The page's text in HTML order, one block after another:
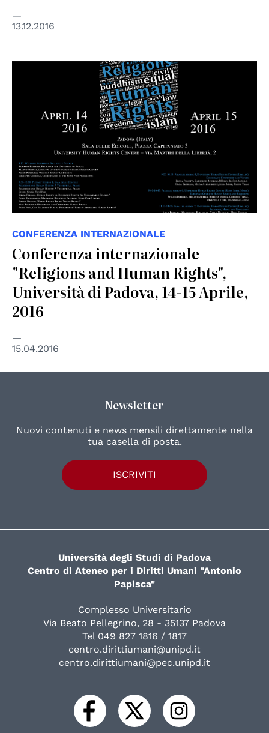
13.12.2016
CONFERENZA INTERNAZIONALE
Conferenza internazionale
"Religions and Human Rights",
Università di Padova, 14-15 Aprile,
2016
15.04.2016
Newsletter
Nuovi contenuti e news mensili direttamente nella
tua casella di posta.
ISCRIVITI
Università degli Studi di Padova
Centro di Ateneo per i Diritti Umani "Antonio
Papisca"
Complesso Universitario
Via Beato Pellegrino, 28 - 35137 Padova
Tel 049 827 1816 / 1817
centro.dirittiumani@unipd.it
centro.dirittiumani@pec.unipd.it